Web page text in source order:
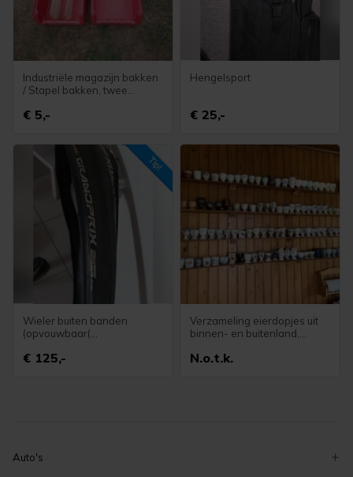
Industriële magazijn bakken
/ Stapel bakken, twee
€ 5,-
Hengelsport
€ 25,-
Wieler buiten banden
(opvouwbaar(
hometrainer
€ 125,-
Verzameling eierdopjes uit
binnen- en buitenland,
N.o.t.k.
Auto's